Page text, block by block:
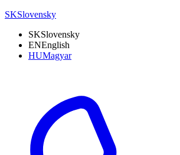
SKSlovensky
SKSlovensky
ENEnglish
HUMagyar